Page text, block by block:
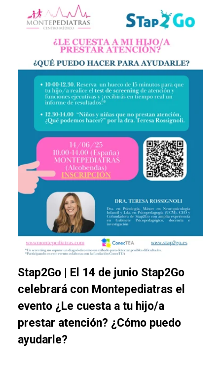
Stap2Go | El 14 de junio Stap2Go
celebrará con Montepediatras el
evento ¿Le cuesta a tu hijo/a
prestar atención? ¿Cómo puedo
ayudarle?